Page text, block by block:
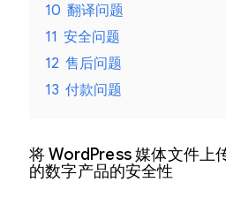
10 翻译问题
11 安全问题
12 售后问题
13 付款问题
将 WordPress 媒体文件上
的数字产品的安全性